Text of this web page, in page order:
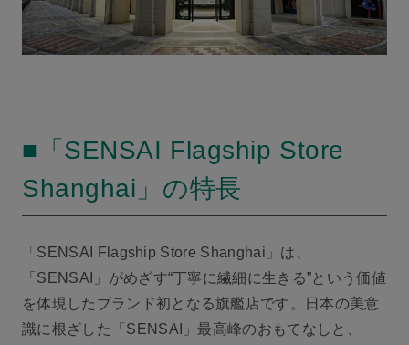
■「SENSAI Flagship Store
Shanghai」の特長
「SENSAI Flagship Store Shanghai」は、
「SENSAI」がめざす“丁寧に繊細に生きる”という価値
を体現したブランド初となる旗艦店です。日本の美意
識に根ざした「SENSAI」最高峰のおもてなしと、